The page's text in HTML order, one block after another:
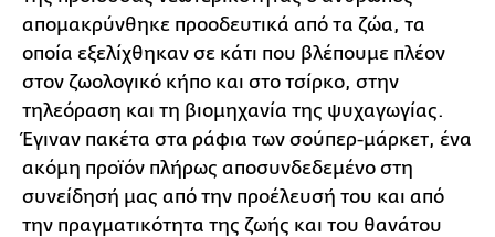
απομακρύνθηκε προοδευτικά από τα ζώα, τα
οποία εξελίχθηκαν σε κάτι που βλέπουμε πλέον
στον ζωολογικό κήπο και στο τσίρκο, στην
τηλεόραση και τη βιομηχανία της ψυχαγωγίας.
Έγιναν πακέτα στα ράφια των σούπερ-μάρκετ, ένα
ακόμη προϊόν πλήρως αποσυνδεδεμένο στη
συνείδησή μας από την προέλευσή του και από
την πραγματικότητα της ζωής και του θανάτου